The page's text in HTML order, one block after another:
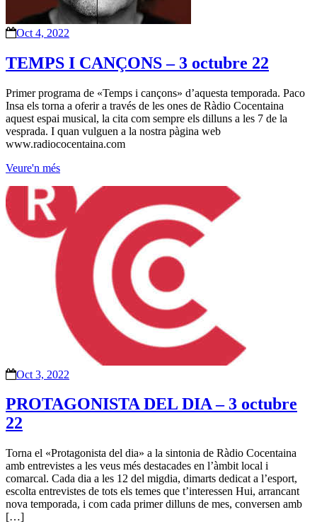
Oct 4, 2022
TEMPS I CANÇONS – 3 octubre 22
Primer programa de «Temps i cançons» d’aquesta temporada. Paco
Insa els torna a oferir a través de les ones de Ràdio Cocentaina
aquest espai musical, la cita com sempre els dilluns a les 7 de la
vesprada. I quan vulguen a la nostra pàgina web
www.radiococentaina.com
Veure'n més
Oct 3, 2022
PROTAGONISTA DEL DIA – 3 octubre
22
Torna el «Protagonista del dia» a la sintonia de Ràdio Cocentaina
amb entrevistes a les veus més destacades en l’àmbit local i
comarcal. Cada dia a les 12 del migdia, dimarts dedicat a l’esport,
escolta entrevistes de tots els temes que t’interessen Hui, arrancant
nova temporada, i com cada primer dilluns de mes, conversen amb
[…]